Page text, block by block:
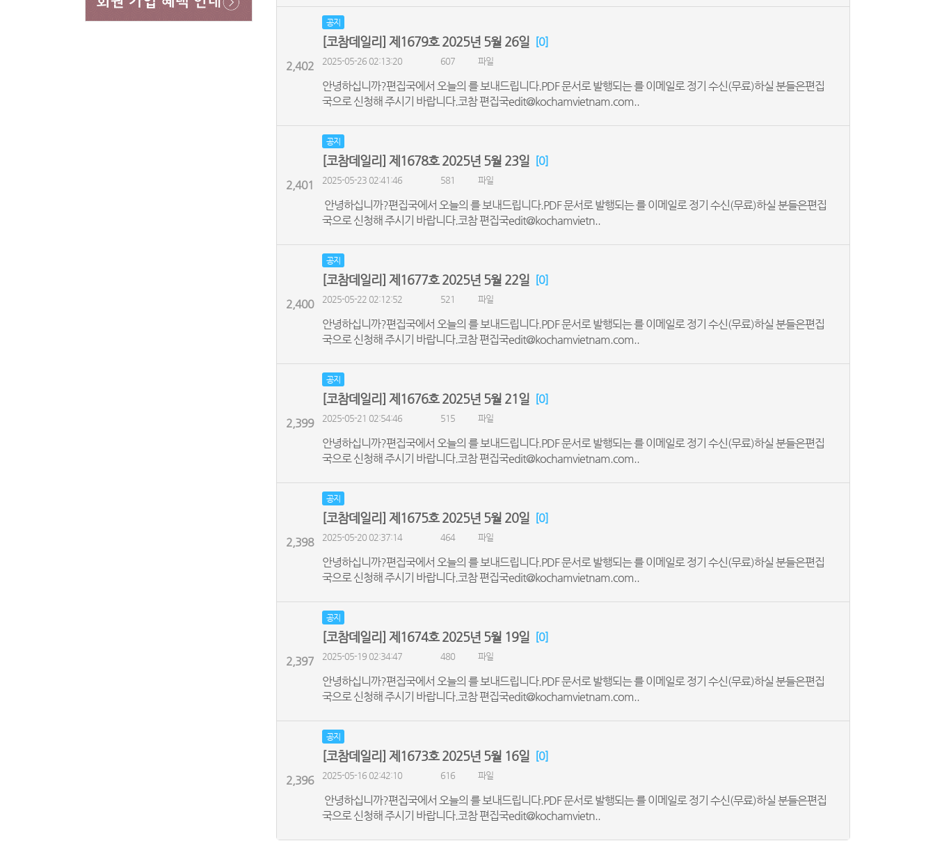
2,402
공지
[코참데일리] 제1679호 2025년 5월 26일 [0]
2025-05-26 02:13:20 607 파일
안녕하십니까?편집국에서 오늘의 를 보내드립니다.PDF 문서로 발행되는 를 이메일로 정기 수신(무료)하실 분들은편집
국으로 신청해 주시기 바랍니다.코참 편집국edit@kochamvietnam.com..
2,401
공지
[코참데일리] 제1678호 2025년 5월 23일 [0]
2025-05-23 02:41:46 581 파일
안녕하십니까?편집국에서 오늘의 를 보내드립니다.PDF 문서로 발행되는 를 이메일로 정기 수신(무료)하실 분들은편집
국으로 신청해 주시기 바랍니다.코참 편집국edit@kochamvietn..
2,400
공지
[코참데일리] 제1677호 2025년 5월 22일 [0]
2025-05-22 02:12:52 521 파일
안녕하십니까?편집국에서 오늘의 를 보내드립니다.PDF 문서로 발행되는 를 이메일로 정기 수신(무료)하실 분들은편집
국으로 신청해 주시기 바랍니다.코참 편집국edit@kochamvietnam.com..
2,399
공지
[코참데일리] 제1676호 2025년 5월 21일 [0]
2025-05-21 02:54:46 515 파일
안녕하십니까?편집국에서 오늘의 를 보내드립니다.PDF 문서로 발행되는 를 이메일로 정기 수신(무료)하실 분들은편집
국으로 신청해 주시기 바랍니다.코참 편집국edit@kochamvietnam.com..
2,398
공지
[코참데일리] 제1675호 2025년 5월 20일 [0]
2025-05-20 02:37:14 464 파일
안녕하십니까?편집국에서 오늘의 를 보내드립니다.PDF 문서로 발행되는 를 이메일로 정기 수신(무료)하실 분들은편집
국으로 신청해 주시기 바랍니다.코참 편집국edit@kochamvietnam.com..
2,397
공지
[코참데일리] 제1674호 2025년 5월 19일 [0]
2025-05-19 02:34:47 480 파일
안녕하십니까?편집국에서 오늘의 를 보내드립니다.PDF 문서로 발행되는 를 이메일로 정기 수신(무료)하실 분들은편집
국으로 신청해 주시기 바랍니다.코참 편집국edit@kochamvietnam.com..
2,396
공지
[코참데일리] 제1673호 2025년 5월 16일 [0]
2025-05-16 02:42:10 616 파일
안녕하십니까?편집국에서 오늘의 를 보내드립니다.PDF 문서로 발행되는 를 이메일로 정기 수신(무료)하실 분들은편집
국으로 신청해 주시기 바랍니다.코참 편집국edit@kochamvietn..